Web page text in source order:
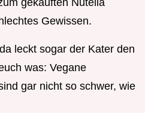
gekauften Nutella
Gewissen.
leckt sogar der Kater den
was: Vegane
gar nicht so schwer, wie